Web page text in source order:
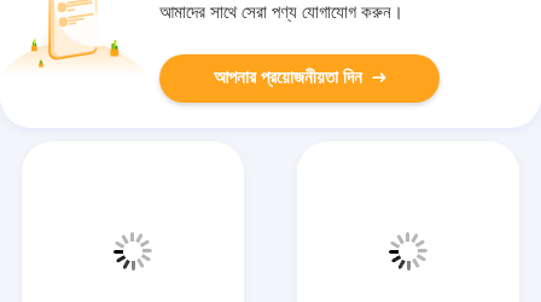
আমাদের সাথে সেরা পণ্য যোগাযোগ করুন।
আপনার প্রয়োজনীয়তা দিন